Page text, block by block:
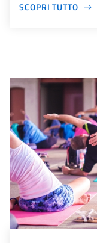
SCOPRI TUTTO